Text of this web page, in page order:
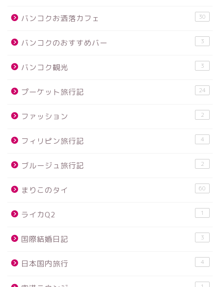
バンコクお洒落カフェ 30
バンコクのおすすめバー 3
バンコク観光 3
プーケット旅行記 24
ファッション 2
フィリピン旅行記 4
ブルージュ旅行記 2
まりこのタイ 60
ライカQ2 1
国際結婚日記 3
日本国内旅行 4